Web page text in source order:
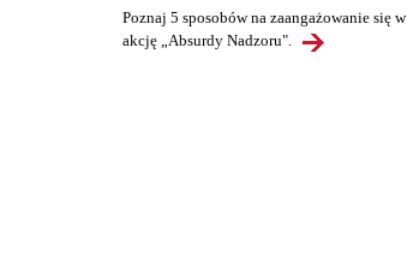
Poznaj 5 sposobów na zaangażowanie się w
akcję „Absurdy Nadzoru".